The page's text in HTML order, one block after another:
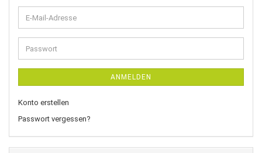
E-
Mail-
Adresse
Passwort
ANMELDEN
Konto erstellen
Passwort vergessen?